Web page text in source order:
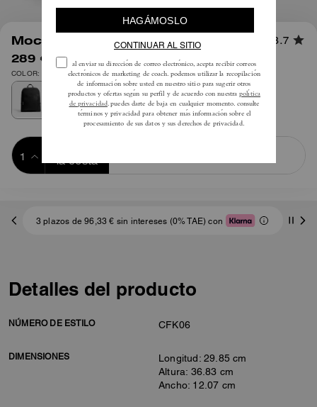
Mochila Aiden 3.7
289 € 495 €
COLOR: Plata/Negro
la cesta
3 plazos de 96,33 € sin intereses (0% TAE) con
Detalles del producto
NÚMERO DE ESTILO CFK06
DIMENSIONES
Longitud: 29.85 cm
Altura: 36.83 cm
Ancho: 12.07 cm